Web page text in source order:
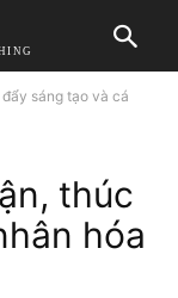
sáng tạo và cá
thúc
hóa